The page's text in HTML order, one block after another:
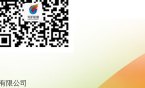
限公司